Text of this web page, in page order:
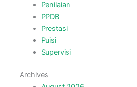
Penilaian
PPDB
Prestasi
Puisi
Supervisi
Archives